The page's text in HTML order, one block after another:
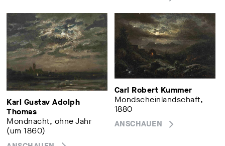
Karl Gustav Adolph
Thomas
Mondnacht, ohne Jahr
(um 1860)
Carl Robert Kummer
Mondscheinlandschaft,
1880
ANSCHAUEN